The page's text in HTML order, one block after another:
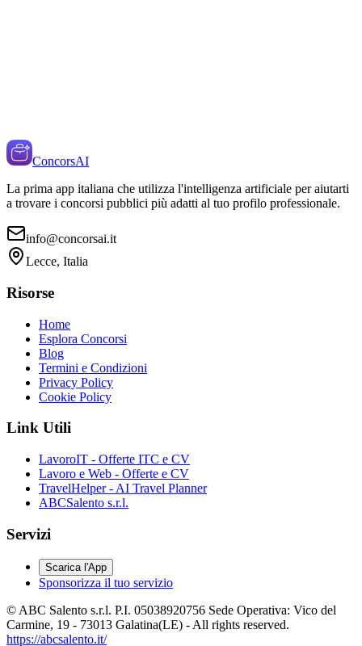
ConcorsAI
La prima app italiana che utilizza l'intelligenza artificiale per aiutarti
a trovare i concorsi pubblici più adatti al tuo profilo professionale.
info@concorsai.it
Lecce, Italia
Risorse
Home
Esplora Concorsi
Blog
Termini e Condizioni
Privacy Policy
Cookie Policy
Link Utili
LavoroIT - Offerte ITC e CV
Lavoro e Web - Offerte e CV
TravelHelper - AI Travel Planner
ABCSalento s.r.l.
Servizi
Scarica l'App
Sponsorizza il tuo servizio
© ABC Salento s.r.l. P.I. 05038920756 Sede Operativa: Vico del
Carmine, 19 - 73013 Galatina(LE) - All rights reserved.
https://abcsalento.it/